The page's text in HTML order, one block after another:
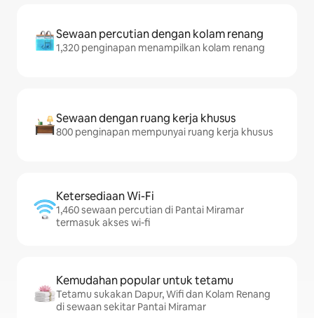
Sewaan percutian dengan kolam renang
1,320 penginapan menampilkan kolam renang
Sewaan dengan ruang kerja khusus
800 penginapan mempunyai ruang kerja khusus
Ketersediaan Wi-Fi
1,460 sewaan percutian di Pantai Miramar
termasuk akses wi-fi
Kemudahan popular untuk tetamu
Tetamu sukakan Dapur, Wifi dan Kolam Renang
di sewaan sekitar Pantai Miramar